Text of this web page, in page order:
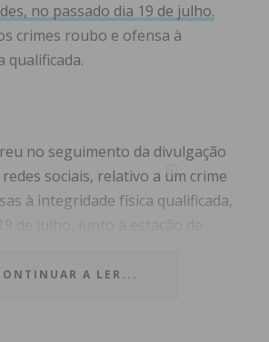
no passado dia 19 de julho.
crimes roubo e ofensa à
qualificada.
no seguimento da divulgação
sociais, relativo a um crime
à integridade física qualificada,
A LER...